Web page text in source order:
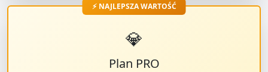
⚡ NAJLEPSZA WARTOŚĆ
💎
Plan PRO